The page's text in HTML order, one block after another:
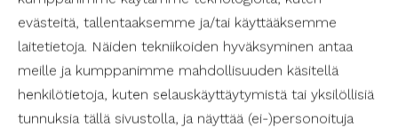
evästeitä, tallentaaksemme ja/tai käyttääksemme
laitetietoja. Näiden tekniikoiden hyväksyminen antaa
meille ja kumppanimme mahdollisuuden käsitellä
henkilötietoja, kuten selauskäyttäytymistä tai yksilöllisiä
tunnuksia tällä sivustolla, ja näyttää (ei-)personoituja
2.